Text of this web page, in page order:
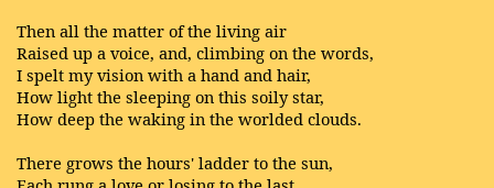
Then all the matter of the living air
Raised up a voice, and, climbing on the words,
I spelt my vision with a hand and hair,
How light the sleeping on this soily star,
How deep the waking in the worlded clouds.
There grows the hours' ladder to the sun,